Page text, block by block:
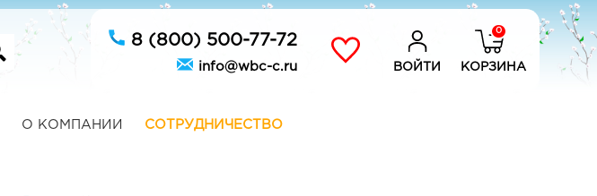
8 (800) 500-77-72
info@wbc-c.ru ВОЙТИ
0
КОРЗИНА
О КОМПАНИИ СОТРУДНИЧЕСТВО